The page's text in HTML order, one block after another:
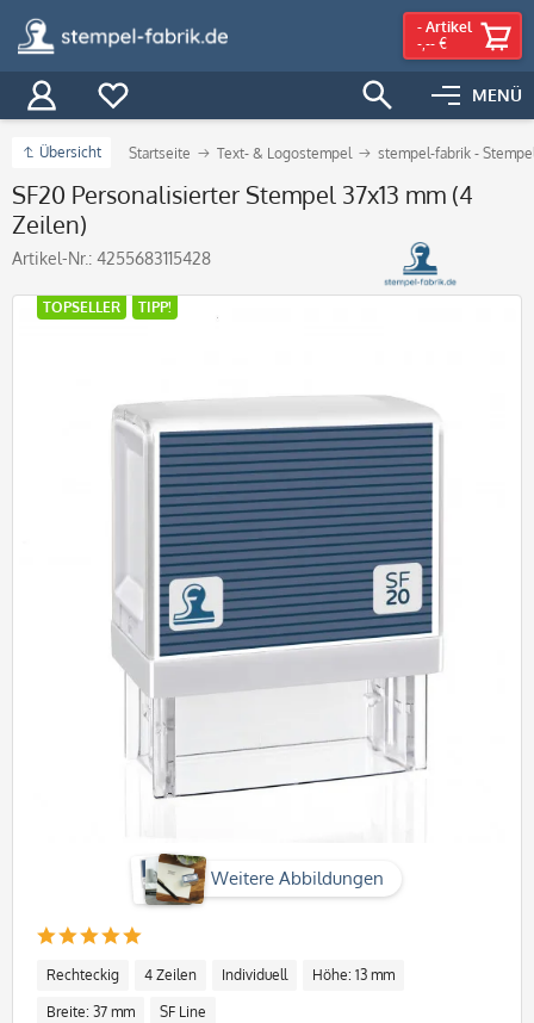
MENÜ
- Artikel
-,-- €
Übersicht Startseite Text- & Logostempel stempel-fabrik -
SF20 Personalisierter Stempel 37x13 mm (4
Zeilen)
Artikel-Nr.: 4255683115428
Weitere Abbildungen
TOPSELLER TIPP!
Rechteckig 4 Zeilen Individuell Höhe: 13 mm
Breite: 37 mm SF Line